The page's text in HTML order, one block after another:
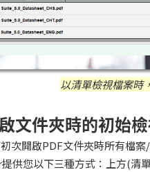
以清單檢視檔案時
文件夾時的初始
次開啟PDF文件夾時所有檔
供您以下三種方式：上方(清